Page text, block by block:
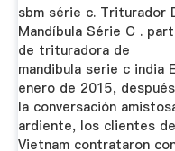
sbm série c. Triturador
Mandíbula Série C .
de trituradora de
mandibula serie c india
enero de 2015,
la conversación
ardiente, los clientes de
Vietnam contrataron